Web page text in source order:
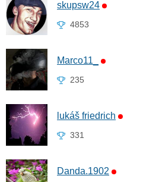
skupsw24
4853
Marco11_
235
lukáš friedrich
331
Danda.1902